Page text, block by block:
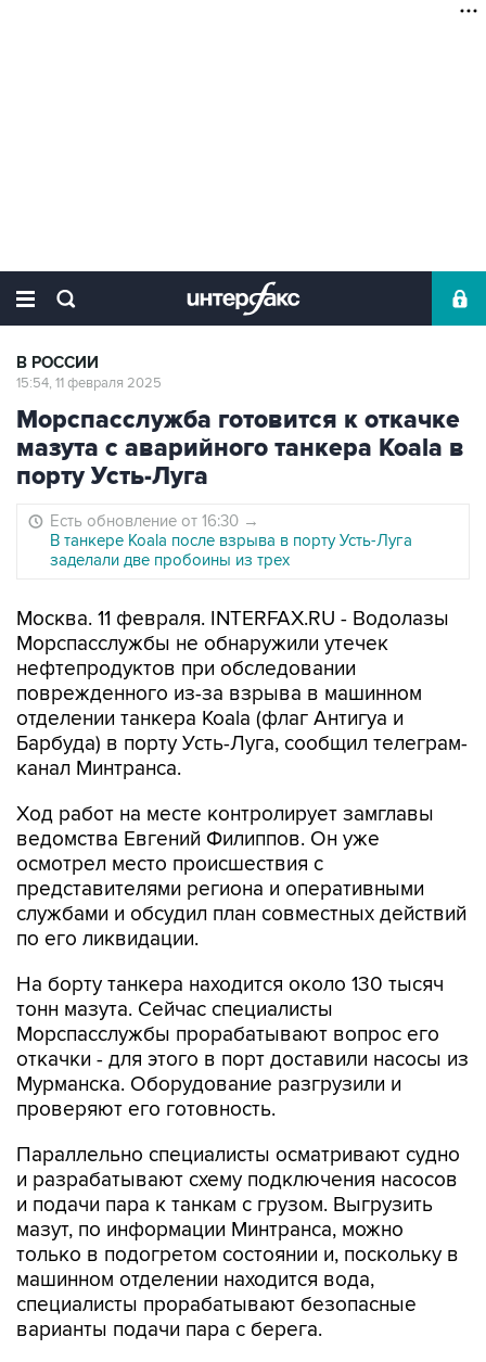
В РОССИИ
15:54, 11 февраля 2025
Морспасслужба готовится к откачке
мазута с аварийного танкера Koala в
порту Усть-Луга
Есть обновление от 16:30 →
В танкере Koala после взрыва в порту Усть-Луга
заделали две пробоины из трех
Москва. 11 февраля. INTERFAX.RU - Водолазы
Морспасслужбы не обнаружили утечек
нефтепродуктов при обследовании
поврежденного из-за взрыва в машинном
отделении танкера Koala (флаг Антигуа и
Барбуда) в порту Усть-Луга, сообщил телеграм-
канал Минтранса.
Ход работ на месте контролирует замглавы
ведомства Евгений Филиппов. Он уже
осмотрел место происшествия с
представителями региона и оперативными
службами и обсудил план совместных действий
по его ликвидации.
На борту танкера находится около 130 тысяч
тонн мазута. Сейчас специалисты
Морспасслужбы прорабатывают вопрос его
откачки - для этого в порт доставили насосы из
Мурманска. Оборудование разгрузили и
проверяют его готовность.
Параллельно специалисты осматривают судно
и разрабатывают схему подключения насосов
и подачи пара к танкам с грузом. Выгрузить
мазут, по информации Минтранса, можно
только в подогретом состоянии и, поскольку в
машинном отделении находится вода,
специалисты прорабатывают безопасные
варианты подачи пара с берега.